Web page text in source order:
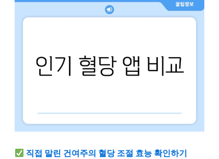
직접 말린 건여주의 혈당 조절 효능 확인하기